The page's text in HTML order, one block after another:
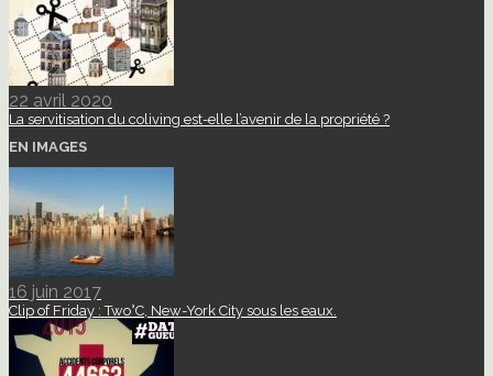
22 avril 2020
La servitisation du coliving est-elle l’avenir de la propriété ?
EN IMAGES
16 juin 2017
Clip of Friday : Two°C, New-York City sous les eaux.